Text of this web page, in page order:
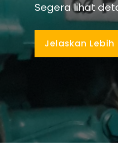
Segera lihat
Jelaskan Lebih